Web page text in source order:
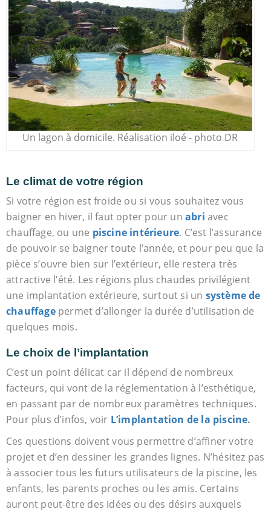
Un lagon à domicile. Réalisation iloé - photo DR
Le climat de votre région
Si votre région est froide ou si vous souhaitez vous
baigner en hiver, il faut opter pour un abri avec
chauffage, ou une piscine intérieure. C’est l’assurance
de pouvoir se baigner toute l’année, et pour peu que la
pièce s’ouvre bien sur l’extérieur, elle restera très
attractive l’été. Les régions plus chaudes privilégient
une implantation extérieure, surtout si un système de
chauffagepermet d’allonger la durée d’utilisation de
quelques mois.
Le choix de l’implantation
C’est un point délicat car il dépend de nombreux
facteurs, qui vont de la réglementation à l’esthétique,
en passant par de nombreux paramètres techniques.
Pour plus d’infos, voir L’implantation de la piscine.
Ces questions doivent vous permettre d’affiner votre
projet et d’en dessiner les grandes lignes. N’hésitez pas
à associer tous les futurs utilisateurs de la piscine, les
enfants, les parents proches ou les amis. Certains
auront peut-être des idées ou des désirs auxquels